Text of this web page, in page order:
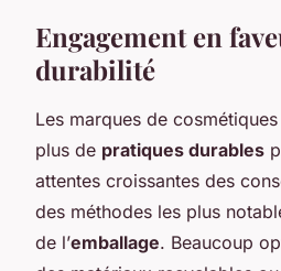
Engagement en
durabilité
Les marques de
plus de pratiques durables
attentes croissantes des
des méthodes les plus
de l’emballage. Beaucoup